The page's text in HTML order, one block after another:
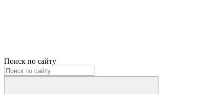
Поиск по сайту